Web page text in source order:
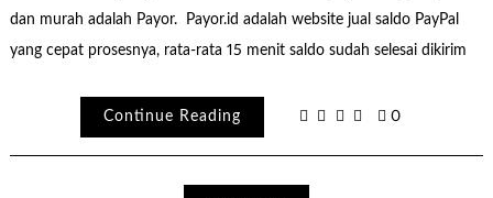
dan murah adalah Payor. Payor.id adalah website jual saldo PayPal
yang cepat prosesnya, rata-rata 15 menit saldo sudah selesai dikirim
Continue Reading 0